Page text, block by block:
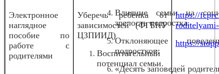
Влияние семьи на
зрелость подростка.
Отклоняющее
подростков.
«Десять заповедей
Электронное
наглядное
пособие по
работе с
родителями
Уберечь ребенка от
зависимостей (ФГБНУ
ЦЗПИИД)
Воспитательный
потенциал семьи.
https://
https://